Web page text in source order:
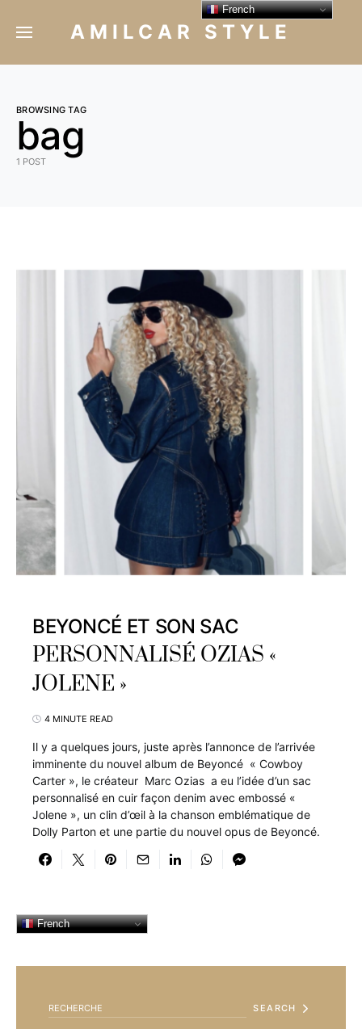
AMILCAR STYLE
BROWSING TAG
bag
1 POST
BEYONCÉ ET SON SAC
PERSONNALISÉ OZIAS «
JOLENE »
4 MINUTE READ
Il y a quelques jours, juste après l’annonce de l’arrivée
imminente du nouvel album de Beyoncé « Cowboy
Carter », le créateur Marc Ozias a eu l’idée d’un sac
personnalisé en cuir façon denim avec embossé «
Jolene », un clin d’œil à la chanson emblématique de
Dolly Parton et une partie du nouvel opus de Beyoncé.
French
SEARCH
French